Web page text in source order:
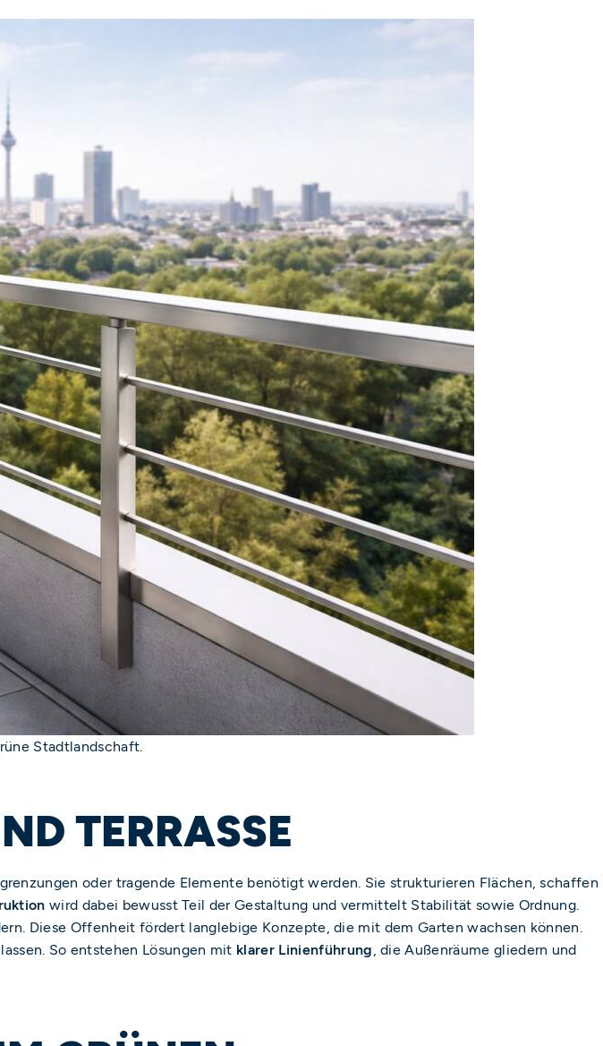
Stadtlandschaft.
TERRASSE
oder tragende Elemente benötigt werden. Sie strukturieren Flächen, schaffen
wird dabei bewusst Teil der Gestaltung und vermittelt Stabilität sowie Ordnung.
Diese Offenheit fördert langlebige Konzepte, die mit dem Garten wachsen können.
So entstehen Lösungen mit klarer Linienführung, die Außenräume gliedern und